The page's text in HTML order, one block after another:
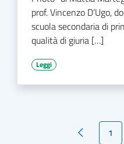
prof. Vincenzo D’Ugo,
scuola secondaria di
qualità di giuria […]
Leggi
Pagina 1